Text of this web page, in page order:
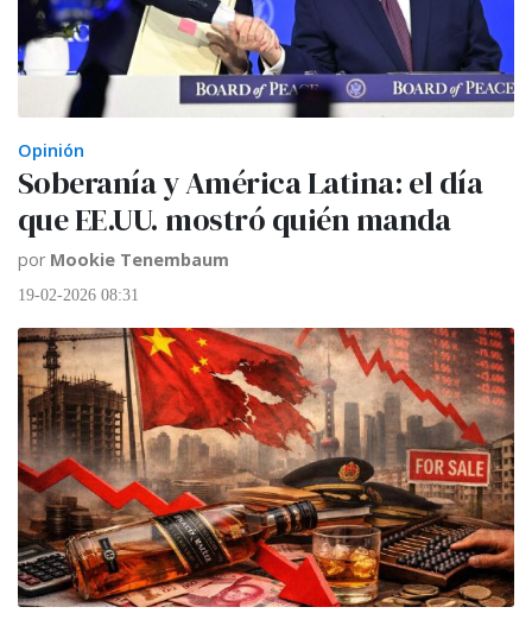
Opinión
Soberanía y América Latina: el día
que EE.UU. mostró quién manda
por Mookie Tenembaum
19-02-2026 08:31